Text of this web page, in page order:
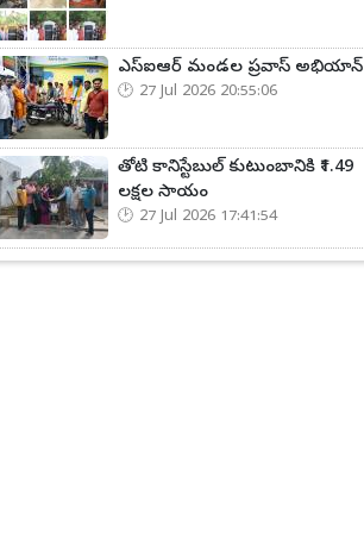
ఎస్ఐఆర్ మండల ప్రవాస్ అభియాన్‌
27 Jul 2026 20:55:06
తోటి కానిస్టేబుల్ కుటుంబానికి ₹1.49
లక్షల సాయం
27 Jul 2026 17:41:54